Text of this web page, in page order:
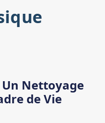
Un Nettoyage
de Vie